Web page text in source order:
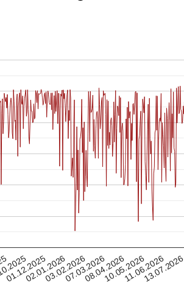
01.12.2025
02.01.2026
03.02.2026
07.03.2026
08.04.2026
10.05.2026
11.06.2026
13.07.2026